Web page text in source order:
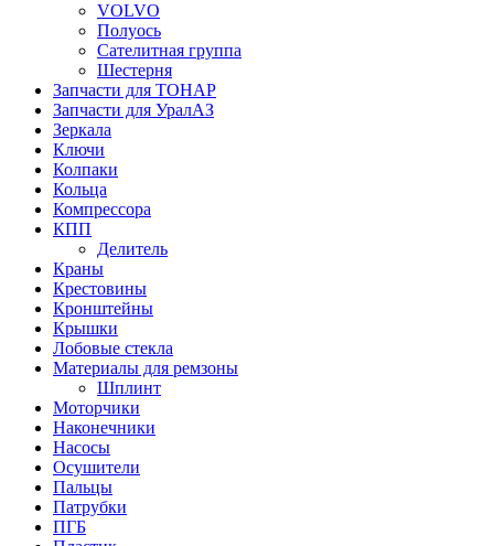
VOLVO
Полуось
Сателитная группа
Шестерня
Запчасти для ТОНАР
Запчасти для УралАЗ
Зеркала
Ключи
Колпаки
Кольца
Компрессора
КПП
Делитель
Краны
Крестовины
Кронштейны
Крышки
Лобовые стекла
Материалы для ремзоны
Шплинт
Моторчики
Наконечники
Насосы
Осушители
Пальцы
Патрубки
ПГБ